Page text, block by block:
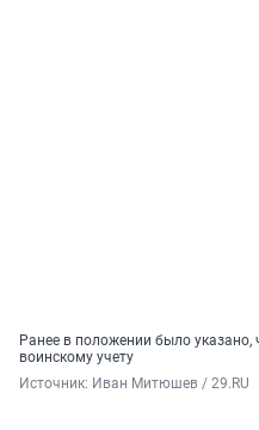
Ранее в положении было
воинскому учету
Источник: Иван Митюшев / 29.RU